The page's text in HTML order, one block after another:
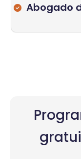
Abogado